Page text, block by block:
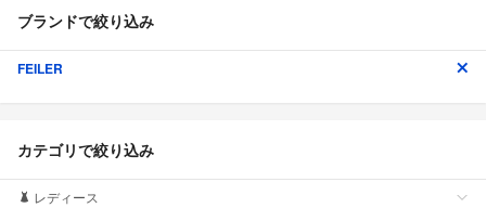
ブランドで絞り込み
FEILER
カテゴリで絞り込み
レディース